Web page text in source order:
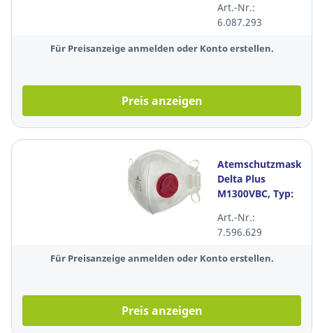
Paar
Art.-Nr.:
6.087.293
Für Preisanzeige anmelden oder Konto erstellen.
Preis anzeigen
Atemschutzmaske
Delta Plus
M1300VBC, Typ:
10 Stück
Art.-Nr.:
7.596.629
Für Preisanzeige anmelden oder Konto erstellen.
Preis anzeigen